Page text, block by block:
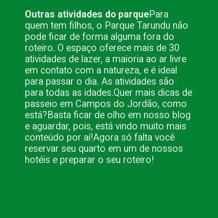
Outras atividades do parquePara
quem tem filhos, o Parque Tarundu não
pode ficar de forma alguma fora do
roteiro. O espaço oferece mais de 30
atividades de lazer, a maioria ao ar livre
em contato com a natureza, e é ideal
para passar o dia.As atividades são
para todas as idades.Quer mais dicas de
passeio em Campos do Jordão, como
está?Basta ficar de olho em nosso blog
e aguardar, pois, está vindo muito mais
conteúdo por aí!Agora só falta você
reservar seu quarto em um de nossos
hotéis e preparar o seu roteiro!